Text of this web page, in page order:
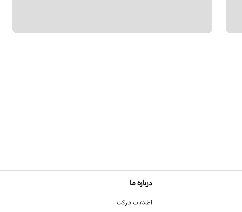
درباره ما
اطلاعات شرکت